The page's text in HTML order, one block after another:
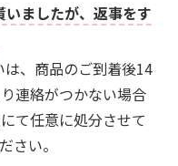
ましたが、返事をす
、商品のご到着後14
連絡がつかない場合
て任意に処分させて
さい。